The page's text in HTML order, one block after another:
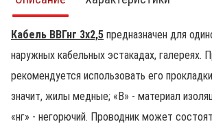
Кабель ВВГнг 3х2,5 предназначен для
наружных кабельных эстакадах,
рекомендуется использовать его
значит, жилы медные; «В» - материал
«нг» - негорючий. Проводник может